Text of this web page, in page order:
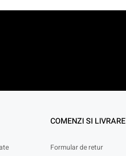
COMENZI SI LIVRARE
Formular de retur